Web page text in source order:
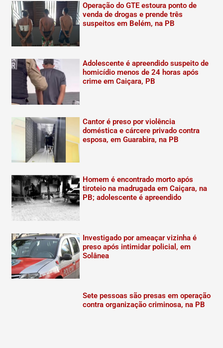
Operação do GTE estoura ponto de
venda de drogas e prende três
suspeitos em Belém, na PB
Adolescente é apreendido suspeito de
homicídio menos de 24 horas após
crime em Caiçara, PB
Cantor é preso por violência
doméstica e cárcere privado contra
esposa, em Guarabira, na PB
Homem é encontrado morto após
tiroteio na madrugada em Caiçara, na
PB; adolescente é apreendido
Investigado por ameaçar vizinha é
preso após intimidar policial, em
Solânea
Sete pessoas são presas em operação
contra organização criminosa, na PB